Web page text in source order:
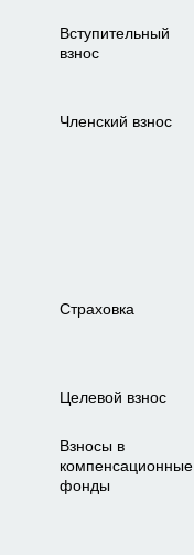
Вступительный
взнос
Членский взнос
Страховка
Целевой взнос
Взносы в
компенсационные
фонды